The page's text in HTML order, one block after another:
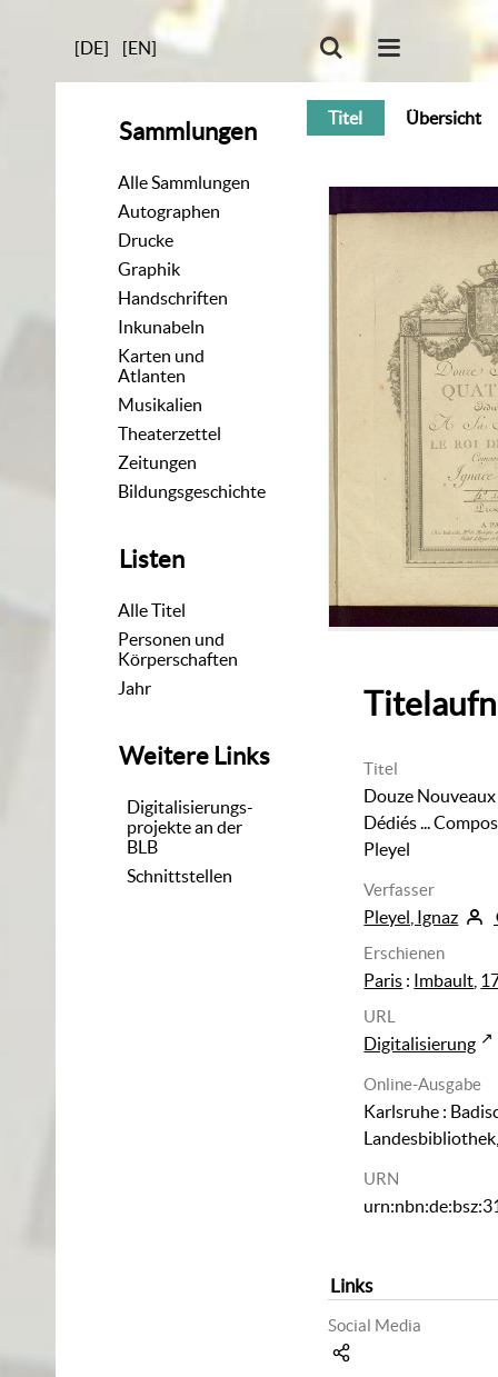
[DE] [EN]
Sammlungen
Alle Sammlungen
Autographen
Drucke
Graphik
Handschriften
Inkunabeln
Karten und
Atlanten
Musikalien
Theaterzettel
Zeitungen
Bildungsgeschichte
Listen
Alle Titel
Personen und
Körperschaften
Jahr
Weitere Links
Digitalisierungs-
projekte an der
BLB
Schnittstellen
Titel Übersicht
Titel
Douze
Dédiés ...
Pleyel
Verfasser
Pleyel, Ignaz
Erschienen
Paris : Imbault
URL
Digitalisierung
Online-Ausgabe
Karlsruhe :
URN
Links
Social Media